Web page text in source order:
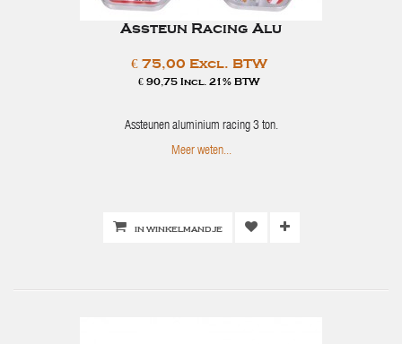
Assteun Racing Alu
€ 75,00 Excl. BTW
€ 90,75 Incl. 21% BTW
Assteunen aluminium racing 3 ton.
Meer weten...
IN WINKELMANDJE